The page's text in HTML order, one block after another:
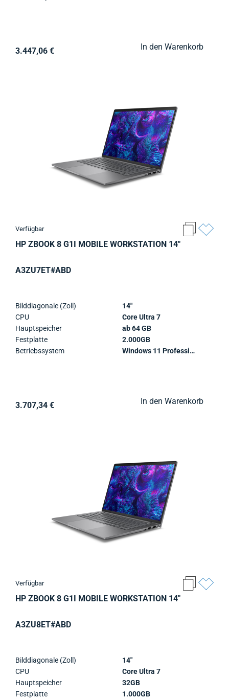
3.447,06 € In den Warenkorb
Verfügbar
HP ZBOOK 8 G1I MOBILE WORKSTATION 14"
A3ZU7ET#ABD
Bilddiagonale (Zoll)
CPU
Hauptspeicher
Festplatte
Betriebssystem
14"
Core Ultra 7
ab 64 GB
2.000GB
Windows 11 Professional
3.707,34 € In den Warenkorb
Verfügbar
HP ZBOOK 8 G1I MOBILE WORKSTATION 14"
A3ZU8ET#ABD
Bilddiagonale (Zoll)
CPU
Hauptspeicher
Festplatte
14"
Core Ultra 7
32GB
1.000GB